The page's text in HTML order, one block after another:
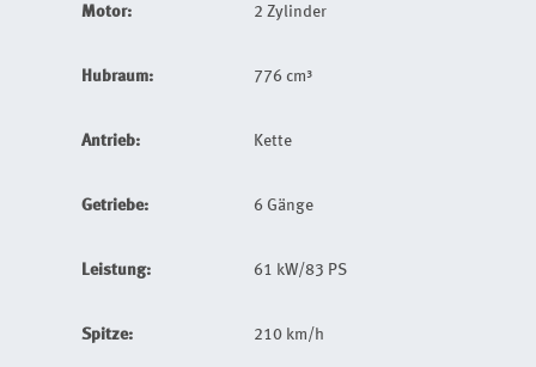
Motor: 2 Zylinder
Hubraum: 776 cm³
Antrieb: Kette
Getriebe: 6 Gänge
Leistung: 61 kW/83 PS
Spitze: 210 km/h